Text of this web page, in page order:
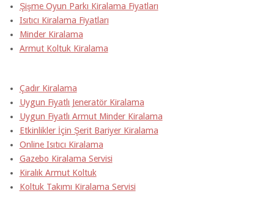
Şişme Oyun Parkı Kiralama Fiyatları
Isıtıcı Kiralama Fiyatları
Minder Kiralama
Armut Koltuk Kiralama
Çadır Kiralama
Uygun Fiyatlı Jeneratör Kiralama
Uygun Fiyatlı Armut Minder Kiralama
Etkinlikler İçin Şerit Bariyer Kiralama
Online Isıtıcı Kiralama
Gazebo Kiralama Servisi
Kiralık Armut Koltuk
Koltuk Takımı Kiralama Servisi